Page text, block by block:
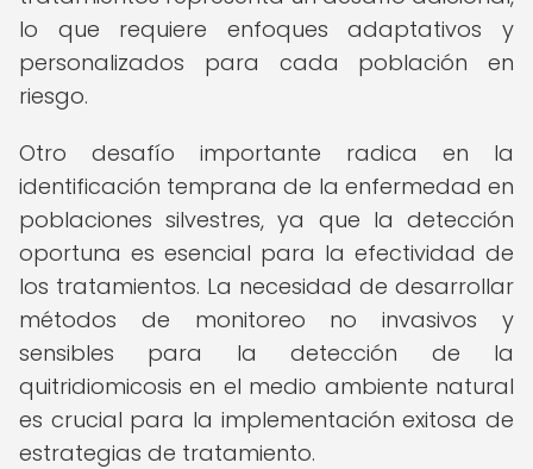
lo que requiere enfoques adaptativos y
personalizados para cada población en
riesgo.
Otro desafío importante radica en la
identificación temprana de la enfermedad en
poblaciones silvestres, ya que la detección
oportuna es esencial para la efectividad de
los tratamientos. La necesidad de desarrollar
métodos de monitoreo no invasivos y
sensibles para la detección de la
quitridiomicosis en el medio ambiente natural
es crucial para la implementación exitosa de
estrategias de tratamiento.